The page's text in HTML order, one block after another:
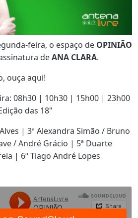
feira, o espaço de OPINIÃO
deANA CLARA.
ouça aqui!
08h30 | 10h30 | 15h00 | 23h00
das 18"
| 3ª Alexandra Simão / Bruno
/ André Grácio | 5ª Duarte
| 6ª Tiago André Lopes